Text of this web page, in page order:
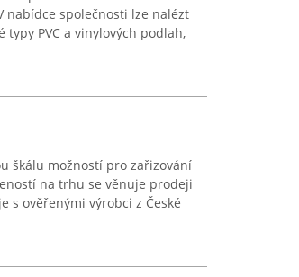
nabídce společnosti lze nalézt
typy PVC a vinylových podlah,
škálu možností pro zařizování
na trhu se věnuje prodeji
s ověřenými výrobci z České